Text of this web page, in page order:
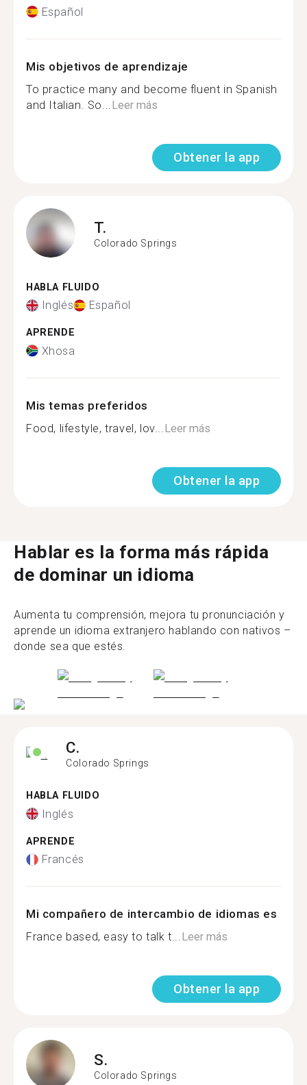
Español
Mis objetivos de aprendizaje
To practice many and become fluent in Spanish
and Italian. So... Leer más
Obtener la app
T.
Colorado Springs
HABLA FLUIDO
Inglés Español
APRENDE
Xhosa
Mis temas preferidos
Food, lifestyle, travel, lov... Leer más
Obtener la app
Hablar es la forma más rápida
de dominar un idioma
Aumenta tu comprensión, mejora tu pronunciación y
aprende un idioma extranjero hablando con nativos –
donde sea que estés.
C.
Colorado Springs
HABLA FLUIDO
Inglés
APRENDE
Francés
Mi compañero de intercambio de idiomas es
France based, easy to talk t...Leer más
Obtener la app
S.
Colorado Springs